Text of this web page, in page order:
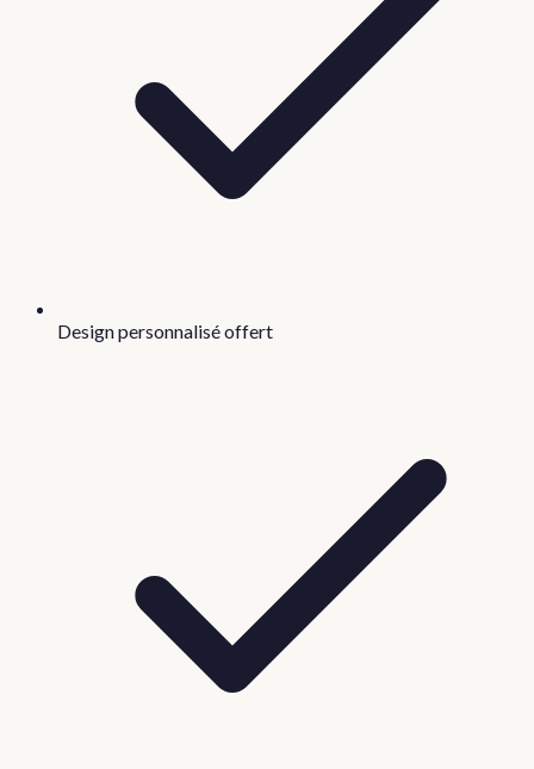
Design personnalisé offert